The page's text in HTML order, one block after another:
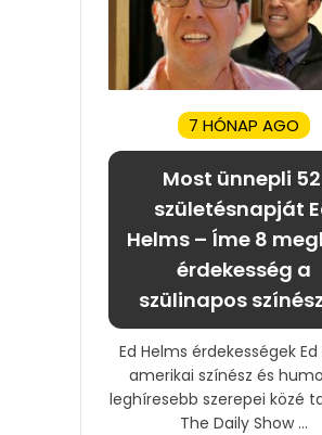
7 HÓNAP AGO
Most ünnepli
születésnapját
Helms – Íme 8
érdekesség a
szülinapos
Ed Helms érdekességek
amerikai színész és
leghíresebb szerepei közé
The Daily Show ...